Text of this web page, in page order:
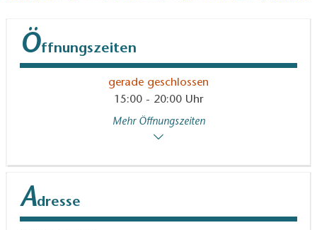
Öffnungszeiten
gerade geschlossen
15:00 - 20:00 Uhr
Mehr Öffnungszeiten
Adresse